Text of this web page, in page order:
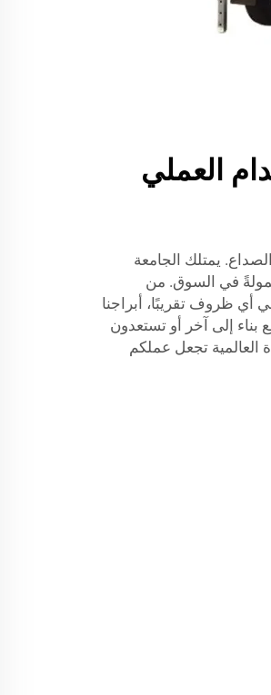
العملي
يمتلك الجامعة
في السوق. من
أي ظروف تقريبًا، أبراجنا
بناء إلى آخر أو تستعدون
العالمية تجعل عملكم